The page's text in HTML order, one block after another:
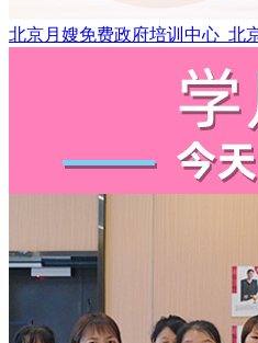
北京月嫂免费政府培训中心_北